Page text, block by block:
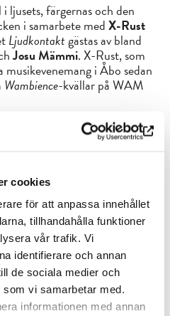
cookies
för att anpassa innehållet
tillhandahålla funktioner
vår trafik. Vi
identifierare och annan
de sociala medier och
vi samarbetar med.
informationen med annan
ljusets, färgernas och den
i samarbete medX-Rust
Ljudkontaktgästas av bland
Josu Mämmi. X-Rust, som
i Åbo sedan
Wambience-kvällar på WAM
Sibeliusmuseums webb.